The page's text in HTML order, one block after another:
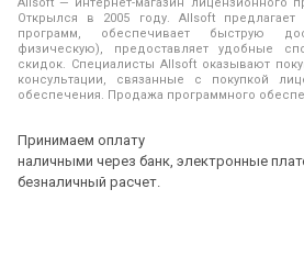
Принимаем оплату
наличными через банк, электронные
безналичный расчет.
Правила продажи
Политика использования файлов
Программы для компьютера
Контакты
Адреса и телефоны
Новости
Открылся в 2005 году. Allsoft
программ, обеспечивает быструю
физическую), предоставляет удобные
скидок. Специалисты Allsoft оказывают
консультации, связанные с покупкой
обеспечения. Продажа программного